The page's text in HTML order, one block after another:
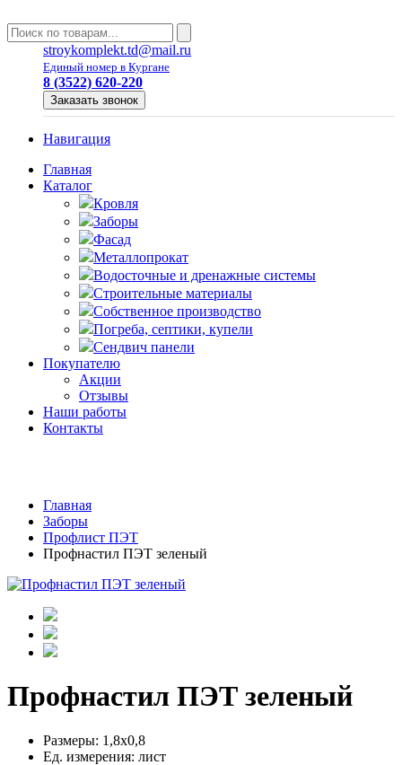
stroykomplekt.td@mail.ru
Единый номер в Кургане
8 (3522) 620-220
Заказать звонок
Навигация
Главная
Каталог
Кровля
Заборы
Фасад
Металлопрокат
Водосточные и дренажные системы
Строительные материалы
Собственное производство
Погреба, септики, купели
Сендвич панели
Покупателю
Акции
Отзывы
Наши работы
Контакты
Главная
Заборы
Профлист ПЭТ
Профнастил ПЭТ зеленый
Профнастил ПЭТ зеленый
Размеры: 1,8х0,8
Ед. измерения: лист